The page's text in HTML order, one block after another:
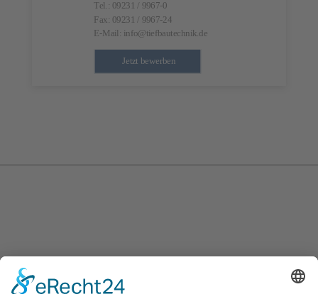
Tel.: 09231 / 9967-0
Fax: 09231 / 9967-24
E-Mail: info@tiefbautechnik.de
Jetzt bewerben